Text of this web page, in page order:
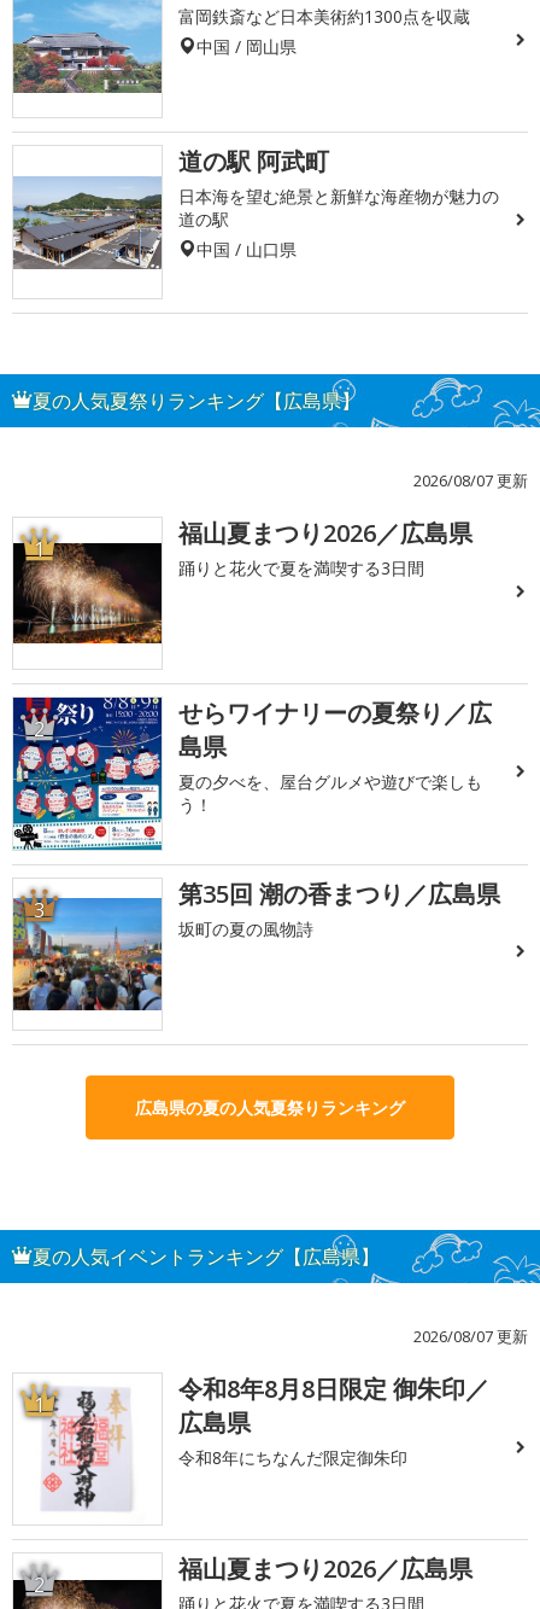
富岡鉄斎など日本美術約1300点を収蔵
中国 / 岡山県
道の駅 阿武町
日本海を望む絶景と新鮮な海産物が魅力の
道の駅
中国 / 山口県
夏の人気夏祭りランキング【広島県】
2026/08/07 更新
1 福山夏まつり2026／広島県
踊りと花火で夏を満喫する3日間
2
せらワイナリーの夏祭り／広
島県
夏の夕べを、屋台グルメや遊びで楽しも
う！
3 第35回 潮の香まつり／広島県
坂町の夏の風物詩
広島県の夏の人気夏祭りランキング
夏の人気イベントランキング【広島県】
2026/08/07 更新
1
令和8年8月8日限定 御朱印／
広島県
令和8年にちなんだ限定御朱印
2 福山夏まつり2026／広島県
踊りと花火で夏を満喫する3日間